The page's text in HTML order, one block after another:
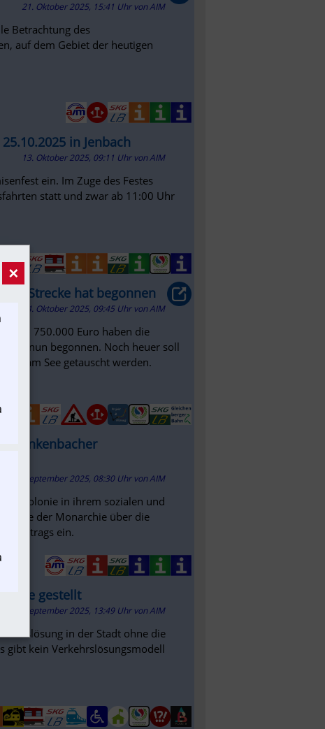
21. Oktober 2025, 15:41 Uhr vonAIM
Betrachtung des
auf dem Gebiet der heutigen
in Jenbach
13. Oktober 2025, 09:11 Uhr vonAIM
ein. Im Zuge des Festes
statt und zwar ab 11:00 Uhr
Strecke hat begonnen
14. Oktober 2025, 09:45 Uhr vonAIM
von 750.000 Euro haben die
nun begonnen. Noch heuer soll
am See getauscht werden.
Zinkenbacher
19. September 2025, 08:30 Uhr vonAIM
in ihrem sozialen und
Ende der Monarchie über die
ein.
gestellt
06. September 2025, 13:49 Uhr vonAIM
in der Stadt ohne die
gibt kein Verkehrslösungsmodell
×